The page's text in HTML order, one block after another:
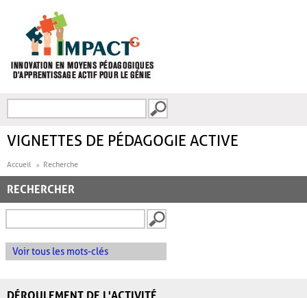
FORMULAIRE DE
VIGNETTES DE PÉDAGOGIE ACTIVE
Accueil Recherche
RECHERCHER
Voir tous les mots-clés